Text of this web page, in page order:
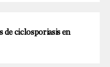
de ciclosporiasis en